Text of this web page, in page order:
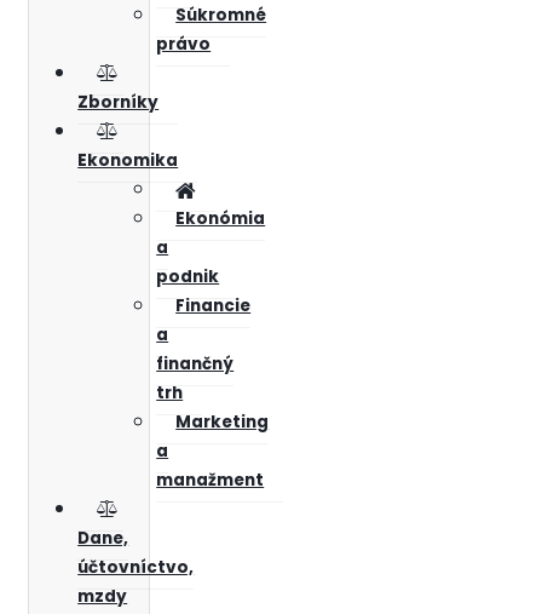
Súkromné
právo
Zborníky
Ekonomika
Ekonómia
a
podnik
Financie
a
finančný
trh
Marketing
a
manažment
Dane,
účtovníctvo,
mzdy